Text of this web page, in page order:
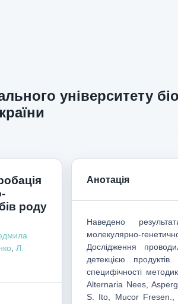
університету
роду
Л.
Анотація
Наведено
молекулярно-
Дослідження
детекцією
специфічності
Alternaria Nees,
S. Ito, Mucor Fresen.,